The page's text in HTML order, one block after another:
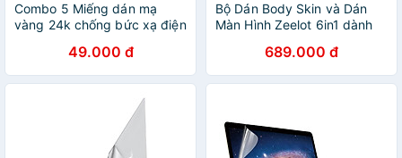
Combo 5 Miếng dán mạ
vàng 24k chống bức xạ điện
máy chụp hình, máy MP3,
MP4, máy tính, laptop...
49.000 đ
Bộ Dán Body Skin và Dán
Màn Hình Zeelot 6in1 dành
13" 2020/ Pro M1/ Air 13"
2018- 2020 - Hàng chính
hãng
689.000 đ